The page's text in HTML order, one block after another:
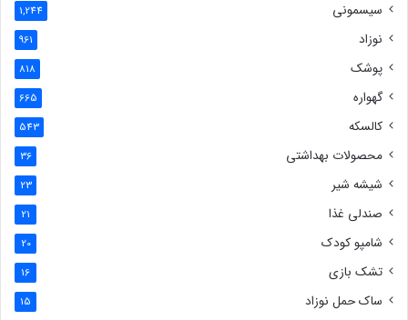
سیسمونی 1,244
نوزاد 961
پوشک 818
گهواره 665
کالسکه 543
محصولات بهداشتی 36
شیشه شیر 23
صندلی غذا 21
شامپو کودک 20
تشک بازی 16
ساک حمل نوزاد 15